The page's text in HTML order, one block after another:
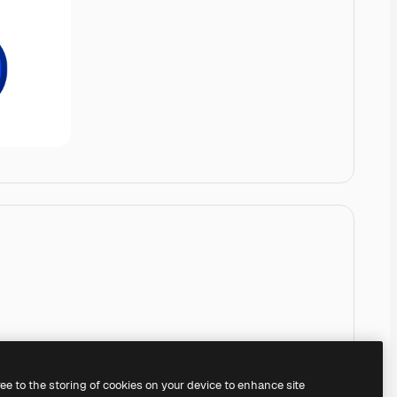
to the storing of cookies on your device to enhance site